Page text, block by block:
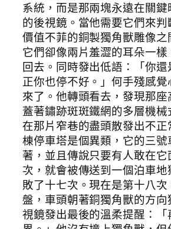
系統，而是那兩塊永遠在關
的後視鏡。當他需要它們來
價值不菲的銅製獨角獸雕像之
它們卻像兩片羞澀的耳朵一樣
回去。同時發出低語：「你
正你也停不好。」何手殘感覺
來了。他轉頭看去，發現那
蓋著鏽跡斑斑鐵網的多層機
在那片窄巷的盡頭散發出不正
棟停車塔是個異類，它的三號
著，並且傳說只要有人敢在
次，就會被傳送到一個泊車
敗了十七次。現在是第十八次
盤，車頭朝著銅獨角獸的方向
視鏡發出最後的溫柔提醒：「